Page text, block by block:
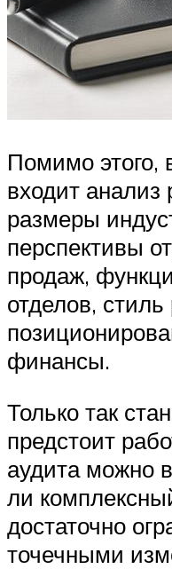
Помимо этого,
входит анализ
размеры
перспективы
продаж,
отделов, стиль
финансы.
Только так
предстоит
аудита можно
ли
достаточно
точечными